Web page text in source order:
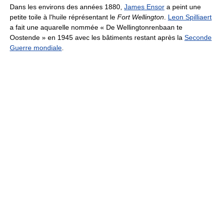
Dans les environs des années 1880, James Ensor a peint une
petite toile à l'huile réprésentant le Fort Wellington. Leon Spilliaert
a fait une aquarelle nommée « De Wellingtonrenbaan te
Oostende » en 1945 avec les bâtiments restant après la Seconde
Guerre mondiale.